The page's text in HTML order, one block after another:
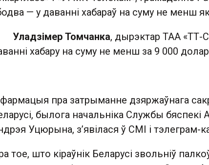
— у даванні хабараў на суму не менш
Уладзімер Томчанка, дырэктар ТАА «ТТ-
хабару на суму не менш за 9 000
пра затрыманне дзяржаўнага
былога начальніка Службы бяспекі
Уцюрына, з’явілася ў СМІ і тэлеграм-
тое, што кіраўнік Беларусі звольніў